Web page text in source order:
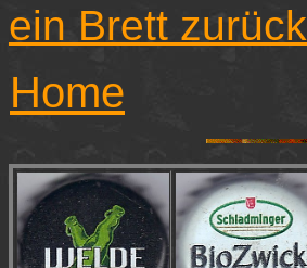
ein Brett zurück
Home